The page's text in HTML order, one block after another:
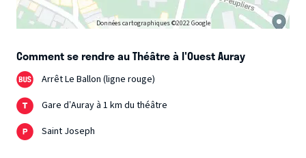
Données cartographiques ©2022 Google
Comment se rendre au Théâtre à l'Ouest Auray
Arrêt Le Ballon (ligne rouge)
Gare d’Auray à 1 km du théâtre
Saint Joseph